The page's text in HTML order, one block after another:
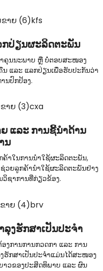
ກປ່ຽນຜະລິດຕະພັນ
ຄຸນນະພາບ ຫຼື ບໍ່ຕອບສະໜອງ
ແລະ ແລກປ່ຽນເພື່ອຮັບປະກັນວ່າ
ນປົກປ້ອງ.
ແລະ ການຊີ້ນຳດ້ານ
ນ
າໃນການນຳໃຊ້ຜະລິດຕະພັນ,
ວຍລູກຄ້ານຳໃຊ້ຜະລິດຕະພັນຢ່າງ
ຊາການທີ່ກ່ຽວຂ້ອງ.
ລຸງຮັກສາເປັນປະຈຳ
ງການການກວດກາ ແລະ ການ
ຮັກສາເປັນປະຈຳແມ່ນໄດ້ສະໜອງ
ວຂອງປະສິດທິພາບ ແລະ ຜົນ